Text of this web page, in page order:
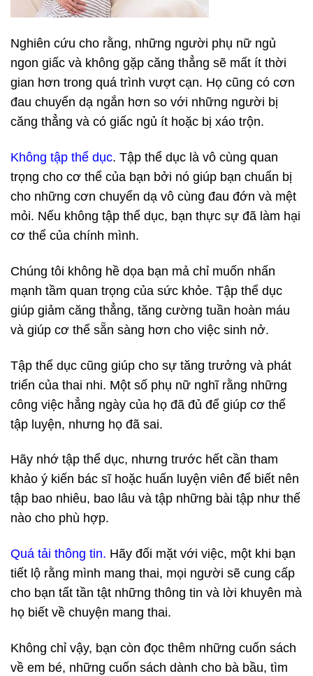
Nghiên cứu cho rằng, những người phụ nữ ngủ
ngon giấc và không gặp căng thẳng sẽ mất ít thời
gian hơn trong quá trình vượt cạn. Họ cũng có cơn
đau chuyển dạ ngắn hơn so với những người bị
căng thẳng và có giấc ngủ ít hoặc bị xáo trộn.
Không tập thể dục. Tập thể dục là vô cùng quan
trọng cho cơ thể của bạn bởi nó giúp bạn chuẩn bị
cho những cơn chuyển dạ vô cùng đau đớn và mệt
mỏi. Nếu không tập thể dục, bạn thực sự đã làm hại
cơ thể của chính mình.
Chúng tôi không hề dọa bạn mả chỉ muốn nhấn
mạnh tầm quan trọng của sức khỏe. Tập thể dục
giúp giảm căng thẳng, tăng cường tuần hoàn máu
và giúp cơ thể sẵn sàng hơn cho việc sinh nở.
Tập thể dục cũng giúp cho sự tăng trưởng và phát
triển của thai nhi. Một số phụ nữ nghĩ rằng những
công việc hẳng ngày của họ đã đủ để giúp cơ thể
tập luyện, nhưng họ đã sai.
Hãy nhớ tập thể dục, nhưng trước hết cần tham
khảo ý kiến bác sĩ hoặc huấn luyện viên để biết nên
tập bao nhiêu, bao lâu và tập những bài tập như thế
nào cho phù hợp.
Quá tải thông tin. Hãy đối mặt với việc, một khi bạn
tiết lộ rằng mình mang thai, mọi người sẽ cung cấp
cho bạn tất tần tật những thông tin và lời khuyên mà
họ biết về chuyện mang thai.
Không chỉ vậy, bạn còn đọc thêm những cuốn sách
về em bé, những cuốn sách dành cho bà bầu, tìm